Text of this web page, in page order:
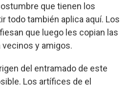
que tienen los
todo también aplica aquí. Los
que luego les copian las
vecinos y amigos.
del entramado de este
Los artífices de el